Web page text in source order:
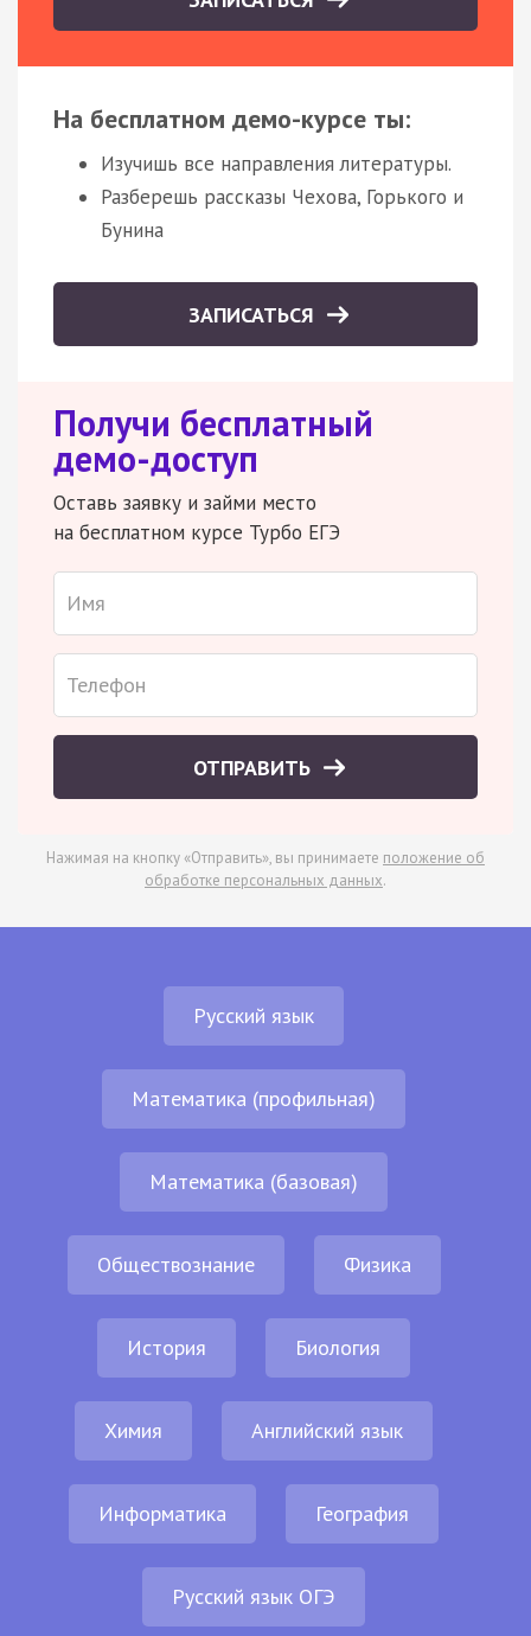
На бесплатном демо-курсе ты:
Изучишь все направления литературы.
Разберешь рассказы Чехова, Горького и
Бунина
ЗАПИСАТЬСЯ
Получи бесплатный
демо-доступ
Оставь заявку и займи место
на бесплатном курсе Турбо ЕГЭ
ОТПРАВИТЬ
Нажимая на кнопку «Отправить», вы принимаете положение об
обработке персональных данных.
Русский язык
Математика (профильная)
Математика (базовая)
Обществознание Физика
История Биология
Химия Английский язык
Информатика География
Русский язык ОГЭ